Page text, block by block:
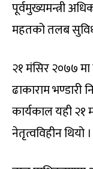
पूर्वमुख्यमन्त्री
महतको तलब
२१ मंसिर २०७७ मा
ढाकाराम भण्डारी
कार्यकाल यही २१
नेतृत्वविहीन थियो ।